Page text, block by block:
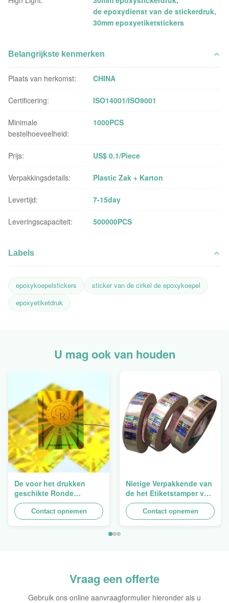
de epoxydienst van de stickerdruk,
30mm epoxyetiketstickers
Belangrijkste kenmerken
Plaats van herkomst: CHINA
Certificering: ISO14001/ISO9001
Minimale
bestelhoeveelheid:
1000PCS
Prijs: US$ 0.1/Piece
Verpakkingsdetails: Plastic Zak + Karton
Levertijd: 7-15day
Leveringscapaciteit: 500000PCS
Labels
epoxykoepelstickers
sticker van de cirkel de epoxykoepel
epoxyetiketdruk
U mag ook van houden
De voor het drukken
geschikte Ronde
Verpakkende
Holografische
Zelfklevende Bladen van
Contact opnemen
Nietige Verpakkende van
de het Etiketstamper van
de Hologramveiligheid
Duidelijke het
Hologramsticker Logo
Contact opnemen
Vraag een offerte
Gebruik ons online aanvraagformulier hieronder als u